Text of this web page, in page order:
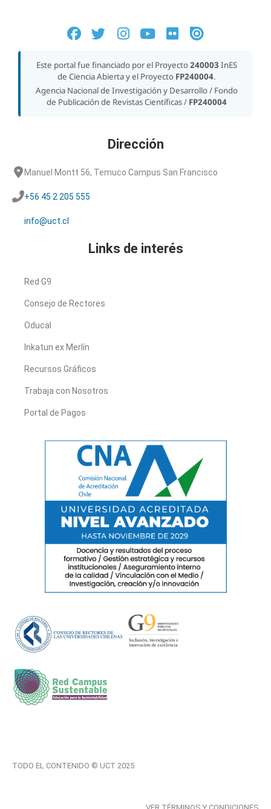
Este portal fue financiado por el Proyecto240003 InES
de Ciencia Abierta y el Proyecto FP240004.
Agencia Nacional de Investigación y Desarrollo / Fondo
de Publicación de Revistas Científicas / FP240004
Dirección
Manuel Montt 56, Temuco Campus San Francisco
+56 45 2 205 555
info@uct.cl
Links de interés
Red G9
Consejo de Rectores
Oducal
Inkatun ex Merlín
Recursos Gráficos
Trabaja con Nosotros
Portal de Pagos
TODO EL CONTENIDO © UCT 2025